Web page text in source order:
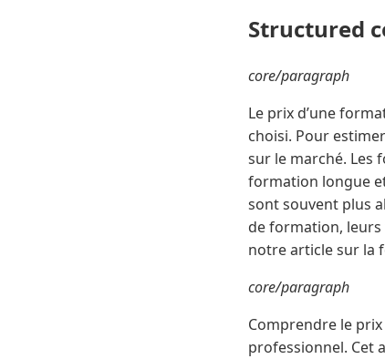
Structured
core/paragraph
Le prix d’une
choisi. Pour
sur le marché. Les
formation longue
sont souvent plus
de formation, leurs
notre article sur la
core/paragraph
Comprendre le
professionnel. Cet